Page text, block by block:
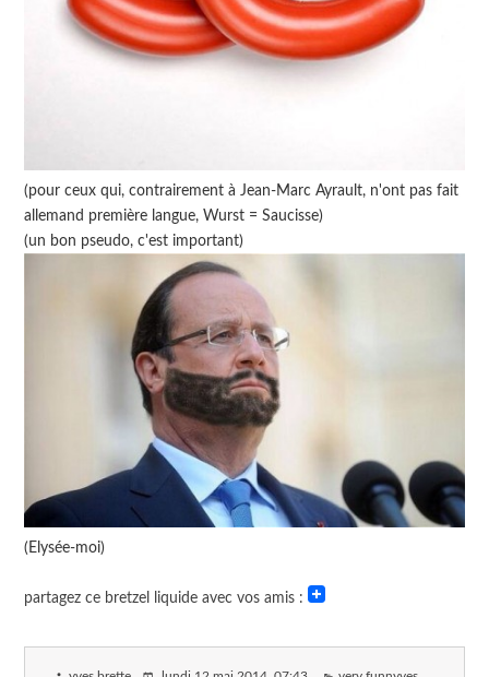
(pour ceux qui, contrairement à Jean-Marc Ayrault, n'ont pas fait
allemand première langue, Wurst = Saucisse)
(un bon pseudo, c'est important)
(Elysée-moi)
partagez ce bretzel liquide avec vos amis :